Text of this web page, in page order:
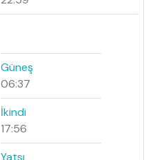
Güneş
06:37
İkindi
17:56
Yatsı